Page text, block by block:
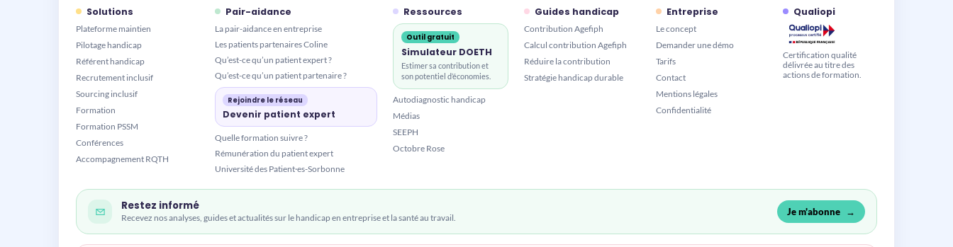
Solutions
Plateforme maintien
Pilotage handicap
Référent handicap
Recrutement inclusif
Sourcing inclusif
Formation
Formation PSSM
Conférences
Accompagnement RQTH
Pair-aidance
La pair-aidance en entreprise
Les patients partenaires Coline
Qu’est-ce qu’un patient expert ?
Qu’est-ce qu’un patient partenaire ?
Rejoindre le réseau
Devenir patient expert
Quelle formation suivre ?
Rémunération du patient expert
Université des Patient·es-Sorbonne
Ressources
Outil gratuit
Simulateur DOETH
Estimer sa contribution et
son potentiel d’économies.
Autodiagnostic handicap
Médias
SEEPH
Octobre Rose
Guides handicap
Contribution Agefiph
Calcul contribution Agefiph
Réduire la contribution
Stratégie handicap durable
Entreprise
Le concept
Demander une démo
Tarifs
Contact
Mentions légales
Confidentialité
Qualiopi
Certification qualité
délivrée au titre des
actions de formation.
Restez informé
Recevez nos analyses, guides et actualités sur le handicap en entreprise et la santé au travail. Je m'abonne